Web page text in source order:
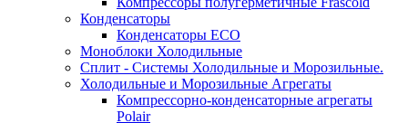
Конденсаторы
Конденсаторы ECO
Моноблоки Холодильные
Сплит - Системы Холодильные и Морозильные.
Холодильные и Морозильные Агрегаты
Компрессорно-конденсаторные агрегаты
Polair